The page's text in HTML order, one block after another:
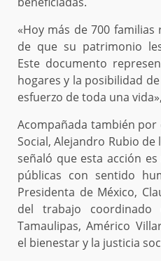
«Hoy más de 700
de que su patrimonio
Este documento
hogares y la posibilidad
esfuerzo de toda una
Acompañada también
Social, Alejandro Rubio
señaló que esta acción
públicas con sentido
Presidenta de México,
del trabajo
Tamaulipas, Américo
el bienestar y la justicia